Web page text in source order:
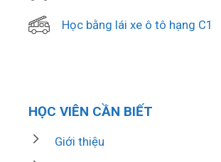
Học bằng lái xe ô tô hạng C1
HỌC VIÊN CẦN BIẾT
Giới thiệu